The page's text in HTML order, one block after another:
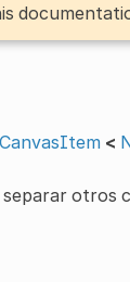
CanvasItem <
otros